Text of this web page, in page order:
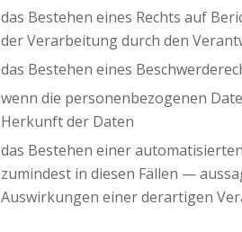
das Bestehen eines Rechts auf
der Verarbeitung durch den
das Bestehen eines
wenn die personenbezogenen
Herkunft der Daten
das Bestehen einer
zumindest in diesen Fällen —
Auswirkungen einer derartigen